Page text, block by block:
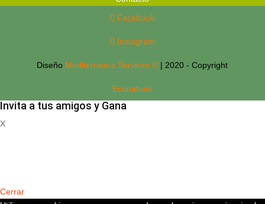
Facebook
Instagram
Diseño Mediterranea Services © | 2020 - Copyright
Econaturis
Invita a tus amigos y Gana
X
Cerrar